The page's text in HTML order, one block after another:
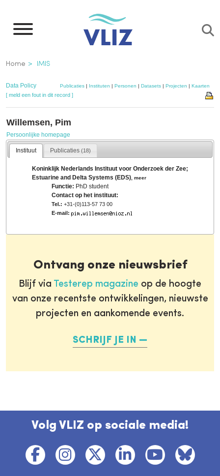
naar
inhoud
gaan
Kruimelpad
Home IMIS
Data Policy Publicaties| Instituten | Personen | Datasets| Projecten | Kaarten
[ meld een fout in dit record ]
Willemsen, Pim
Persoonlijke homepage
Instituut Publicaties(18)
Koninklijk Nederlands Instituut voor Onderzoek der Zee;
Estuarine and Delta Systems (EDS) ,meer
Functie: PhD student
Contact op het instituut:
Tel.: +31-(0)113-57 73 00
E-mail:
Ontvang onze nieuwsbrief
Blijf via Testerep magazine op de hoogte
van onze recentste ontwikkelingen, nieuwste
projecten en aankomende events.
SCHRIJF JE IN
Volg VLIZ op sociale media!